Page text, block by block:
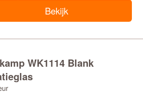
Bekijk
WK1114 Blank